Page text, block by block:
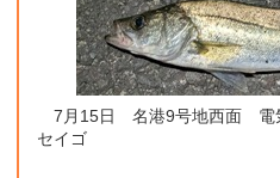
7月15日 名港9号地西面 電
セイゴ